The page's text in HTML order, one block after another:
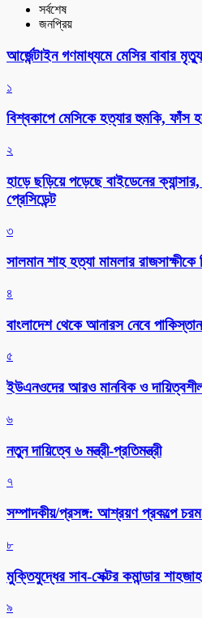
সর্বশেষ
জনপ্রিয়
আর্জেন্টাইন গণমাধ্যমে মেসির বাবার
১
বিশ্বকাপে মেসিকে হত্যার হুমকি, ফাঁস
২
হাড়ে ছড়িয়ে পড়েছে বাইডেনের
প্রেসিডেন্ট
৩
সালমান শাহ হত্যা মামলার
৪
বাংলাদেশ থেকে আনারস নেবে পাকিস্তান
৫
ইউএনওদের আরও মানবিক ও
৬
নতুন দায়িত্বে ৬ মন্ত্রী-প্রতিমন্ত্রী
৭
সম্পাদকীয়/প্রসঙ্গ: আশ্রয়ণ প্রকল্পে
৮
মুক্তিযুদ্ধের সাব-সেক্টর কমান্ডার
৯